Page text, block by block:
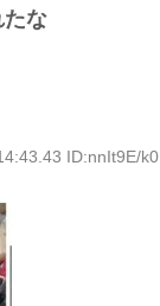
たな
ID:nnIt9E/k0